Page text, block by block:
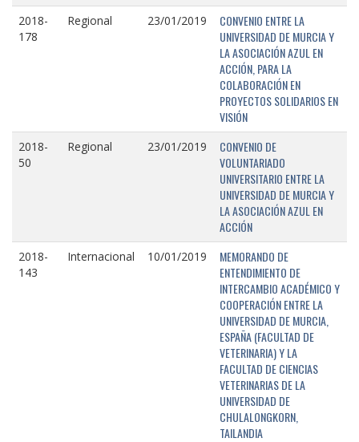
2018-
178
Regional 23/01/2019
CONVENIO ENTRE LA
UNIVERSIDAD DE MURCIA Y
LA ASOCIACIÓN AZUL EN
ACCIÓN, PARA LA
COLABORACIÓN EN
PROYECTOS SOLIDARIOS EN
VISIÓN
2018-
50
Regional 23/01/2019
CONVENIO DE
VOLUNTARIADO
UNIVERSITARIO ENTRE LA
UNIVERSIDAD DE MURCIA Y
LA ASOCIACIÓN AZUL EN
ACCIÓN
2018-
143
Internacional 10/01/2019
MEMORANDO DE
ENTENDIMIENTO DE
INTERCAMBIO ACADÉMICO Y
COOPERACIÓN ENTRE LA
UNIVERSIDAD DE MURCIA,
ESPAÑA (FACULTAD DE
VETERINARIA) Y LA
FACULTAD DE CIENCIAS
VETERINARIAS DE LA
UNIVERSIDAD DE
CHULALONGKORN,
TAILANDIA